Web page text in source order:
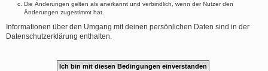
Die Änderungen gelten als anerkannt und verbindlich, wenn der Nutzer den
Änderungen zugestimmt hat.
Informationen über den Umgang mit deinen persönlichen Daten sind in der
Datenschutzerklärung enthalten.